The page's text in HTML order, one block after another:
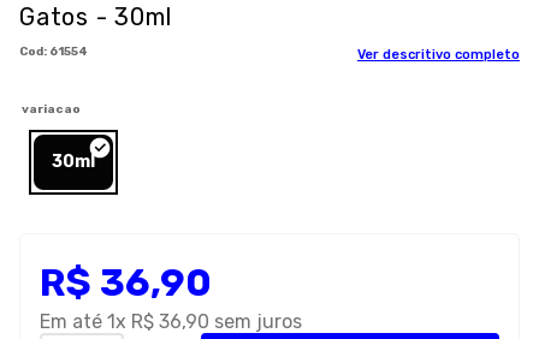
Gatos - 30ml
: 61554 Ver descritivo completo
variacao
30ml
R$ 36,90
Em até 1x R$ 36,90 sem juros